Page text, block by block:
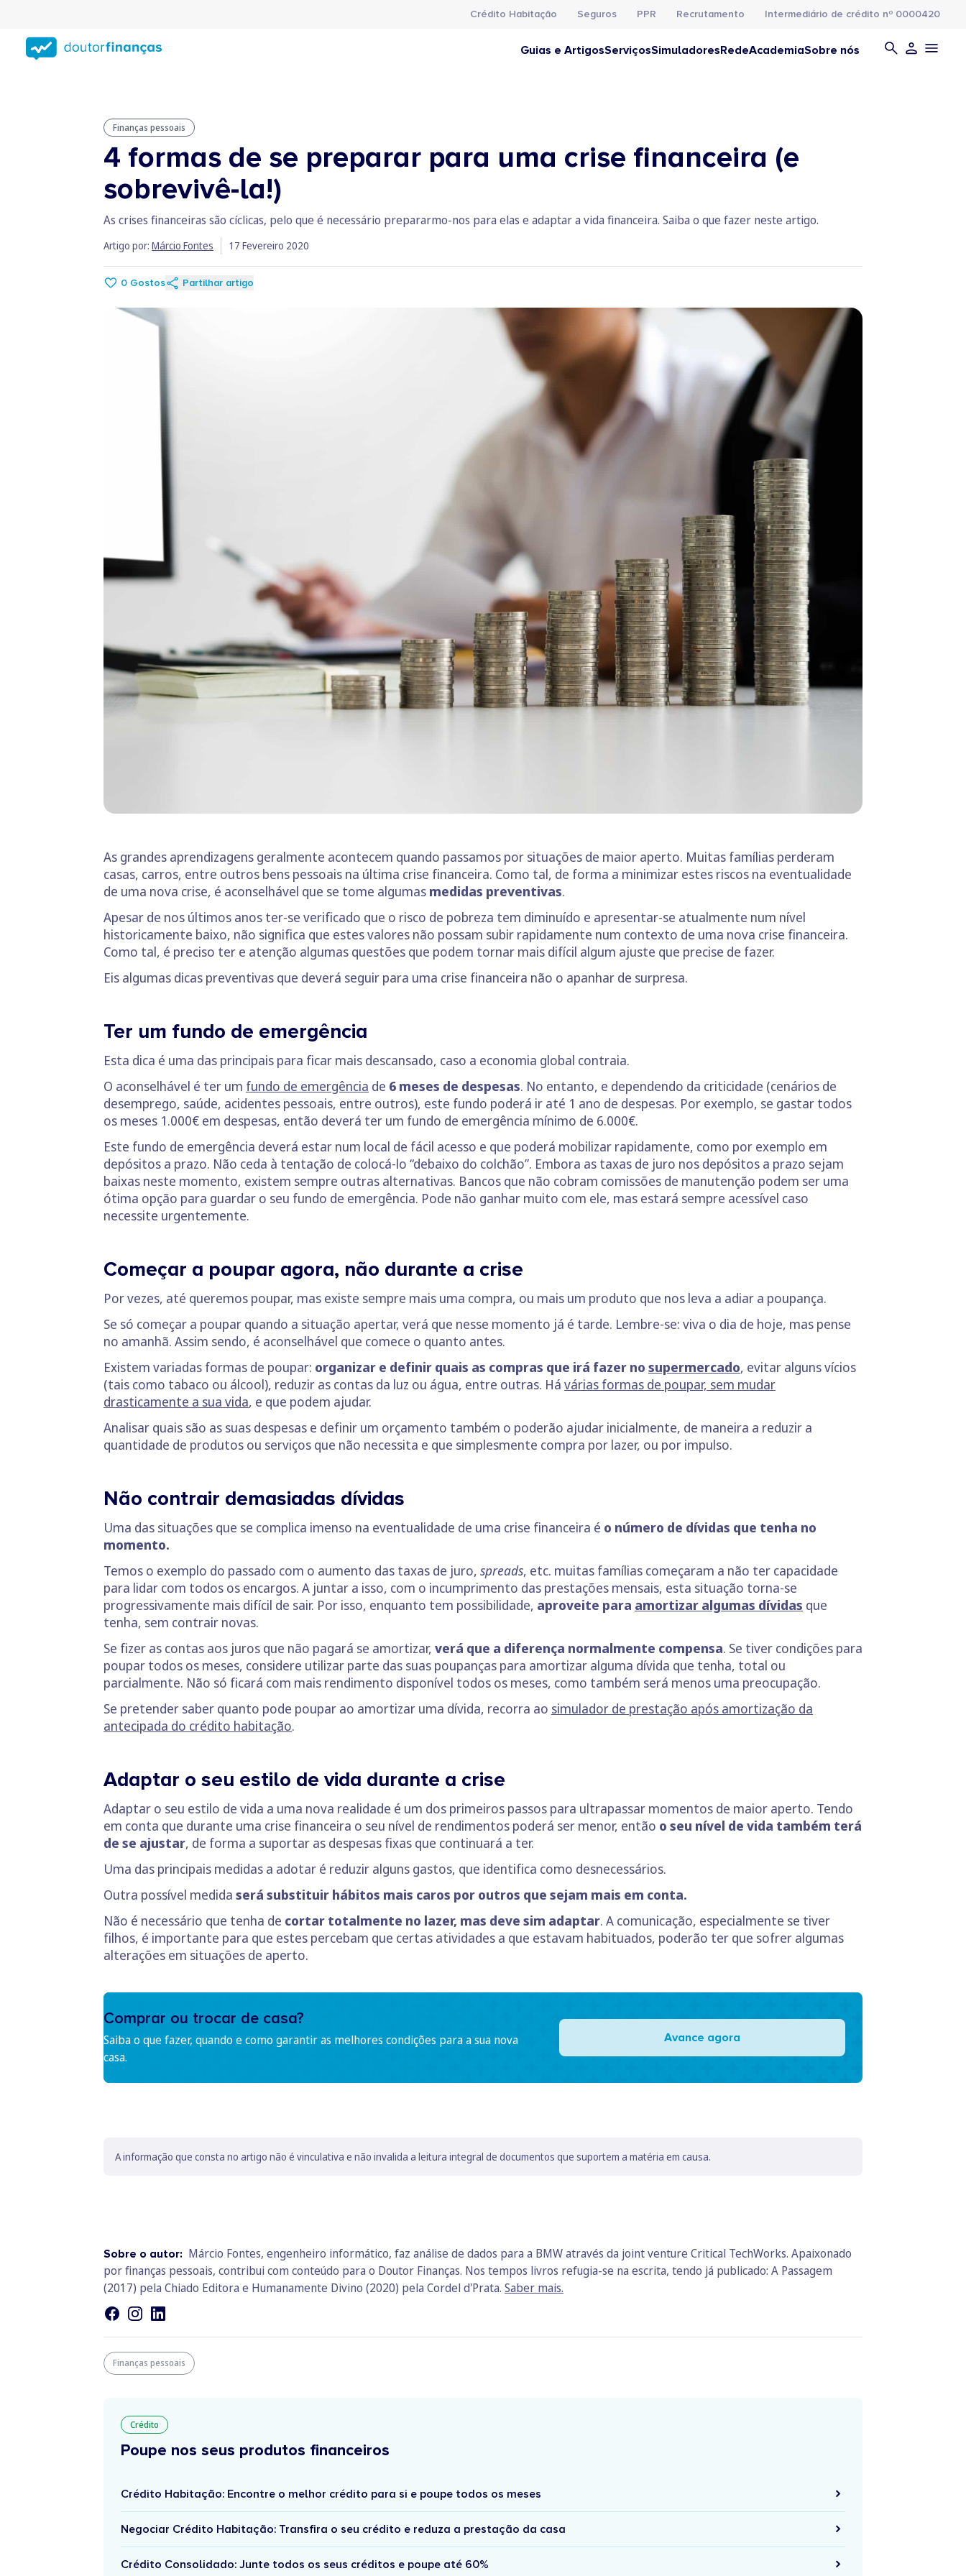
conteúdo
principal
Crédito Habitação Seguros PPR Recrutamento Intermediário de crédito nº 0000420
Guias e ArtigosServiçosSimuladoresRedeAcademiaSobre nós
Finanças pessoais
4 formas de se preparar para uma crise financeira (e
sobrevivê-la!)
As crises financeiras são cíclicas, pelo que é necessário prepararmo-nos para elas e adaptar a vida financeira. Saiba o que fazer neste artigo.
Artigo por: Márcio Fontes 17 Fevereiro 2020
0 Gostos Partilhar artigo
As grandes aprendizagens geralmente acontecem quando passamos por situações de maior aperto. Muitas famílias perderam
casas, carros, entre outros bens pessoais na última crise financeira. Como tal, de forma a minimizar estes riscos na eventualidade
de uma nova crise, é aconselhável que se tome algumas medidas preventivas.
Apesar de nos últimos anos ter-se verificado que o risco de pobreza tem diminuído e apresentar-se atualmente num nível
historicamente baixo, não significa que estes valores não possam subir rapidamente num contexto de uma nova crise financeira.
Como tal, é preciso ter e atenção algumas questões que podem tornar mais difícil algum ajuste que precise de fazer.
Eis algumas dicas preventivas que deverá seguir para uma crise financeira não o apanhar de surpresa.
Ter um fundo de emergência
Esta dica é uma das principais para ficar mais descansado, caso a economia global contraia.
O aconselhável é ter um fundo de emergência de 6 meses de despesas. No entanto, e dependendo da criticidade (cenários de
desemprego, saúde, acidentes pessoais, entre outros), este fundo poderá ir até 1 ano de despesas. Por exemplo, se gastar todos
os meses 1.000€ em despesas, então deverá ter um fundo de emergência mínimo de 6.000€.
Este fundo de emergência deverá estar num local de fácil acesso e que poderá mobilizar rapidamente, como por exemplo em
depósitos a prazo. Não ceda à tentação de colocá-lo “debaixo do colchão”. Embora as taxas de juro nos depósitos a prazo sejam
baixas neste momento, existem sempre outras alternativas. Bancos que não cobram comissões de manutenção podem ser uma
ótima opção para guardar o seu fundo de emergência. Pode não ganhar muito com ele, mas estará sempre acessível caso
necessite urgentemente.
Começar a poupar agora, não durante a crise
Por vezes, até queremos poupar, mas existe sempre mais uma compra, ou mais um produto que nos leva a adiar a poupança.
Se só começar a poupar quando a situação apertar, verá que nesse momento já é tarde. Lembre-se: viva o dia de hoje, mas pense
no amanhã. Assim sendo, é aconselhável que comece o quanto antes.
Existem variadas formas de poupar: organizar e definir quais as compras que irá fazer no supermercado, evitar alguns vícios
(tais como tabaco ou álcool), reduzir as contas da luz ou água, entre outras. Há várias formas de poupar, sem mudar
drasticamente a sua vida, e que podem ajudar.
Analisar quais são as suas despesas e definir um orçamento também o poderão ajudar inicialmente, de maneira a reduzir a
quantidade de produtos ou serviços que não necessita e que simplesmente compra por lazer, ou por impulso.
Não contrair demasiadas dívidas
Uma das situações que se complica imenso na eventualidade de uma crise financeira é o número de dívidas que tenha no
momento.
Temos o exemplo do passado com o aumento das taxas de juro, spreads, etc. muitas famílias começaram a não ter capacidade
para lidar com todos os encargos. A juntar a isso, com o incumprimento das prestações mensais, esta situação torna-se
progressivamente mais difícil de sair. Por isso, enquanto tem possibilidade, aproveite para amortizar algumas dívidas que
tenha, sem contrair novas.
Se fizer as contas aos juros que não pagará se amortizar, verá que a diferença normalmente compensa. Se tiver condições para
poupar todos os meses, considere utilizar parte das suas poupanças para amortizar alguma dívida que tenha, total ou
parcialmente. Não só ficará com mais rendimento disponível todos os meses, como também será menos uma preocupação.
Se pretender saber quanto pode poupar ao amortizar uma dívida, recorra ao simulador de prestação após amortização da
antecipada do crédito habitação.
Adaptar o seu estilo de vida durante a crise
Adaptar o seu estilo de vida a uma nova realidade é um dos primeiros passos para ultrapassar momentos de maior aperto. Tendo
em conta que durante uma crise financeira o seu nível de rendimentos poderá ser menor, então o seu nível de vida também terá
de se ajustar, de forma a suportar as despesas fixas que continuará a ter.
Uma das principais medidas a adotar é reduzir alguns gastos, que identifica como desnecessários.
Outra possível medida será substituir hábitos mais caros por outros que sejam mais em conta.
Não é necessário que tenha de cortar totalmente no lazer, mas deve sim adaptar. A comunicação, especialmente se tiver
filhos, é importante para que estes percebam que certas atividades a que estavam habituados, poderão ter que sofrer algumas
alterações em situações de aperto.
Comprar ou trocar de casa?
Saiba o que fazer, quando e como garantir as melhores condições para a sua nova
casa.
Avance agora
A informação que consta no artigo não é vinculativa e não invalida a leitura integral de documentos que suportem a matéria em causa.
Sobre o autor: Márcio Fontes, engenheiro informático, faz análise de dados para a BMW através da joint venture Critical TechWorks. Apaixonado
por finanças pessoais, contribui com conteúdo para o Doutor Finanças. Nos tempos livros refugia-se na escrita, tendo já publicado: A Passagem
(2017) pela Chiado Editora e Humanamente Divino (2020) pela Cordel d'Prata. Saber mais.
Finanças pessoais
Crédito
Poupe nos seus produtos financeiros
Crédito Habitação: Encontre o melhor crédito para si e poupe todos os meses
Negociar Crédito Habitação: Transfira o seu crédito e reduza a prestação da casa
Crédito Consolidado: Junte todos os seus créditos e poupe até 60%